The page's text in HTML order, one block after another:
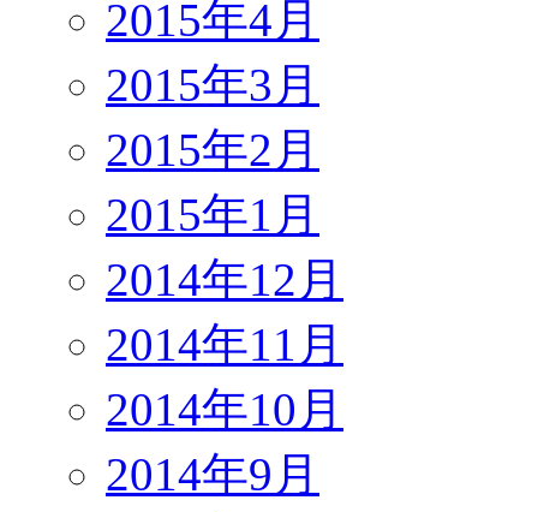
2015年4月
2015年3月
2015年2月
2015年1月
2014年12月
2014年11月
2014年10月
2014年9月